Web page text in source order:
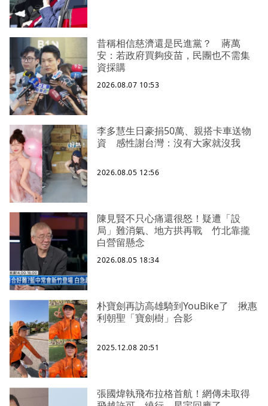
昔稱相信慈濟還是民進黨？ 蔣萬
安：若政府買夠疫苗，民團也不需集
資採購
2026.08.07 10:53
李多慧生日豪捐50萬、親搭卡車送物
資 感性謝台灣：沒有大家就沒我
2026.08.05 12:56
陳見賢不只心痛還很怒！疑遭「設
局」難消氣、地方拱再戰 竹北靠攏
白營留懸念
2026.08.05 18:34
朴寶劍再訪高雄騎到YouBike了 揪惠
利朝聖「寶劍樹」合影
2025.12.08 20:51
張國煒執飛布拉格首航！網傳未取得